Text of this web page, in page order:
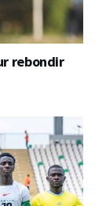
rebondir